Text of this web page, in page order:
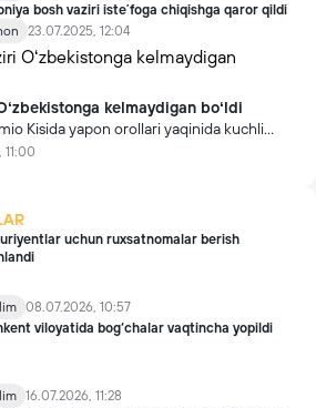
bosh vaziri isteʼfoga chiqishga qaror qildi
23.07.2025, 12:04
kelmaydigan boʻldi
Kisida yapon orollari yaqinida kuchli
Markaziy Osiyo davlatlariga safarini
uchun ruxsatnomalar berish
08.07.2026, 10:57
viloyatida bog‘chalar vaqtincha yopildi
16.07.2026, 11:28